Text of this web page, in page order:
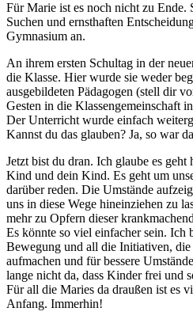
Für Marie ist es noch nicht zu Ende.
Suchen und ernsthaften
Gymnasium an.
An ihrem ersten Schultag in der
die Klasse. Hier wurde sie weder
ausgebildeten Pädagogen (stell dir
Gesten in die Klassengemeinschaft
Der Unterricht wurde einfach
Kannst du das glauben? Ja, so war
Jetzt bist du dran. Ich glaube es
Kind und dein Kind. Es geht um
darüber reden. Die Umstände
uns in diese Wege hineinziehen zu
mehr zu Opfern dieser
Es könnte so viel einfacher sein. Ich
Bewegung und all die Initiativen,
aufmachen und für bessere
lange nicht da, dass Kinder frei und
Für all die Maries da draußen ist es
Anfang. Immerhin!